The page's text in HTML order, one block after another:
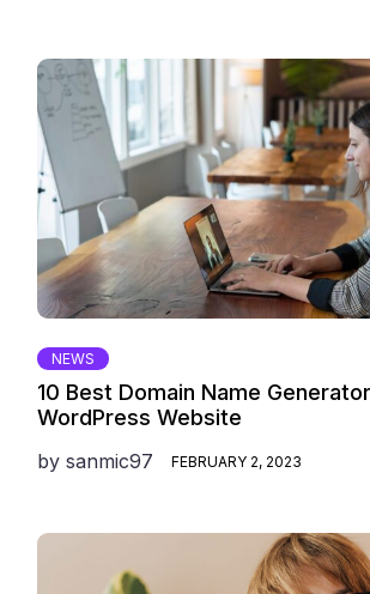
NEWS
10 Best Domain Name
WordPress Website
by sanmic97 FEBRUARY 2, 2023